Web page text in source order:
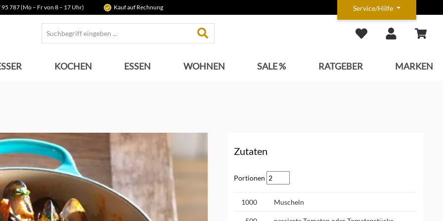
787 (Mo – Fr von 8 – 17 Uhr) Kauf auf Rechnung Service/Hilfe
KOCHEN ESSEN WOHNEN SALE % RATGEBER MARKEN
Zutaten
Portionen
1000 Muscheln